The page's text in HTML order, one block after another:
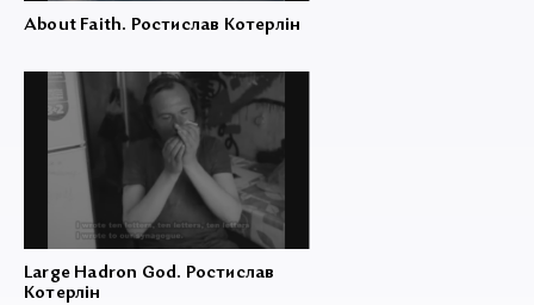
About Faith. Ростислав Котерлін
Large Hadron God. Ростислав
Котерлін